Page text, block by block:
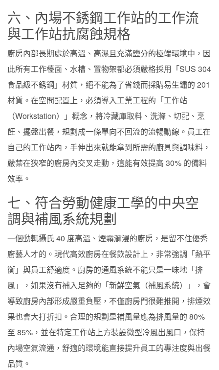
六、內場不銹鋼工作站的工作流
與工作站抗腐蝕規格
廚房內部長期處於高溫、高濕且充滿鹽分的極端環境中，因
此所有工作檯面、水槽、置物架都必須嚴格採用「SUS 304
食品級不銹鋼」材質，絕不能為了省錢而採購易生鏽的 201
材質。在空間配置上，必須導入工業工程的「工作站
（Workstation）」概念，將冷藏庫取料、洗滌、切配、烹
飪、擺盤出餐，規劃成一條單向不回流的流暢動線。員工在
自己的工作站內，手伸出來就能拿到所需的廚具與調味料，
嚴禁在狹窄的廚房內交叉走動，這能有效提高 30% 的備料
效率。
七、符合勞動健康工學的中央空
調與補風系統規劃
一個動輒攝氏 40 度高溫、煙霧瀰漫的廚房，是留不住優秀
廚藝人才的。現代高效廚房在餐飲設計上，非常強調「熱平
衡」與員工舒適度。廚房的通風系統不能只是一味地「排
風」，如果沒有補入足夠的「新鮮空氣（補風系統）」，會
導致廚房內部形成嚴重負壓，不僅廚房門很難推開，排煙效
果也會大打折扣。合理的規劃是補風量應為排風量的 80%
至 85%，並在特定工作站上方裝設微型冷風出風口，保持
內場空氣流通，舒適的環境能直接提升員工的專注度與出餐
品質。